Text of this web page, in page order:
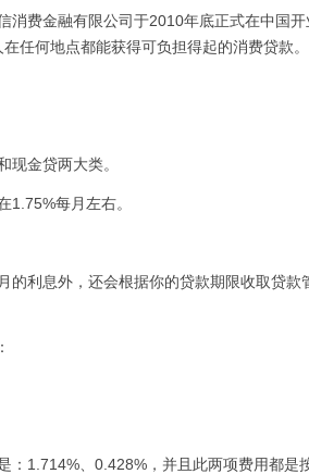
费金融有限公司于2010年底正式在中国开
任何地点都能获得可负担得起的消费贷款。
金贷两大类。
每月左右。
利息外，还会根据你的贷款期限收取贷款
1.714%、0.428%，并且此两项费用都是